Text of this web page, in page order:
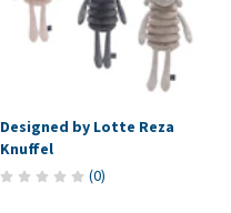
Designed by Lotte Reza
Knuffel
(0)